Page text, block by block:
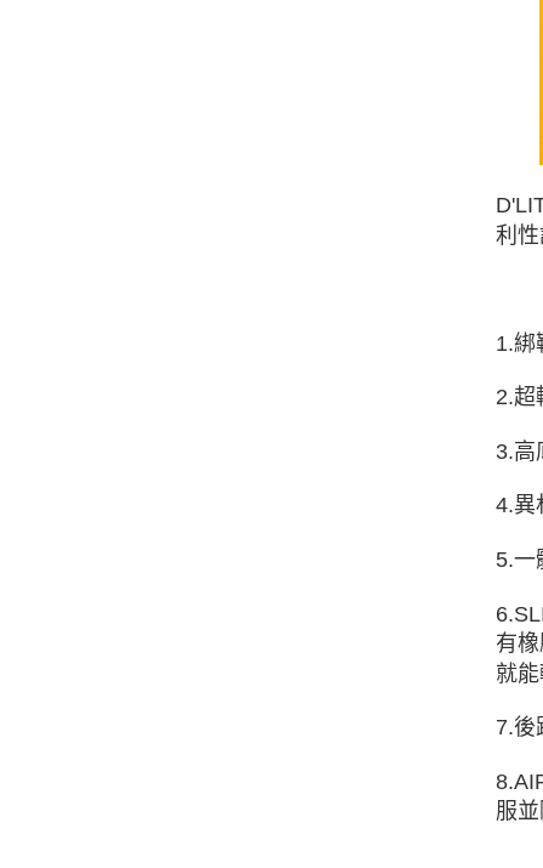
利
1.綁
2.超
3.高
4.異
5.一
有
就
7.後
服